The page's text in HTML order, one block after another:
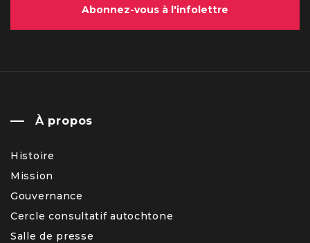
Abonnez-vous à l'infolettre
À propos
Histoire
Mission
Gouvernance
Cercle consultatif autochtone
Salle de presse